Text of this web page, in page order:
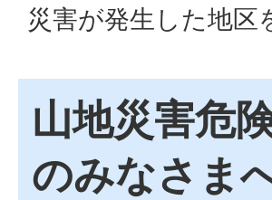
災害が発生した地
山地災害危
のみなさま